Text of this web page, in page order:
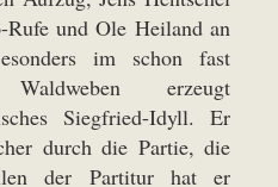
und Ole Heiland an
im schon fast
Waldweben erzeugt
Siegfried-Idyll. Er
durch die Partie, die
der Partitur hat er